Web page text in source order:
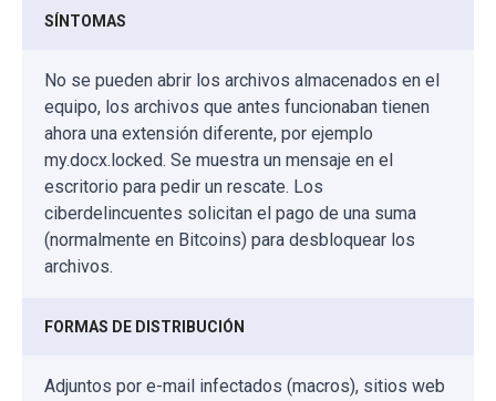
SÍNTOMAS
No se pueden abrir los archivos almacenados en el
equipo, los archivos que antes funcionaban tienen
ahora una extensión diferente, por ejemplo
my.docx.locked. Se muestra un mensaje en el
escritorio para pedir un rescate. Los
ciberdelincuentes solicitan el pago de una suma
(normalmente en Bitcoins) para desbloquear los
archivos.
FORMAS DE DISTRIBUCIÓN
Adjuntos por e-mail infectados (macros), sitios web